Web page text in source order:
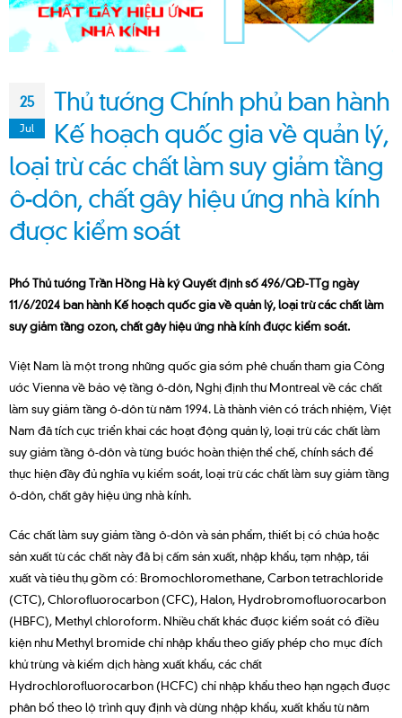
25
Jul
Thủ tướng Chính phủ ban hành
Kế hoạch quốc gia về quản lý,
loại trừ các chất làm suy giảm tầng
ô-dôn, chất gây hiệu ứng nhà kính
được kiểm soát
Phó Thủ tướng Trần Hồng Hà ký Quyết định số 496/QĐ-TTg ngày
11/6/2024 ban hành Kế hoạch quốc gia về quản lý, loại trừ các chất làm
suy giảm tầng ozon, chất gây hiệu ứng nhà kính được kiểm soát.
Việt Nam là một trong những quốc gia sớm phê chuẩn tham gia Công
ước Vienna về bảo vệ tầng ô-dôn, Nghị định thư Montreal về các chất
làm suy giảm tầng ô-dôn từ năm 1994. Là thành viên có trách nhiệm, Việt
Nam đã tích cực triển khai các hoạt động quản lý, loại trừ các chất làm
suy giảm tầng ô-dôn và từng bước hoàn thiện thể chế, chính sách để
thực hiện đầy đủ nghĩa vụ kiểm soát, loại trừ các chất làm suy giảm tầng
ô-dôn, chất gây hiệu ứng nhà kính.
Các chất làm suy giảm tầng ô-dôn và sản phẩm, thiết bị có chứa hoặc
sản xuất từ các chất này đã bị cấm sản xuất, nhập khẩu, tạm nhập, tái
xuất và tiêu thụ gồm có: Bromochloromethane, Carbon tetrachloride
(CTC), Chlorofluorocarbon (CFC), Halon, Hydrobromofluorocarbon
(HBFC), Methyl chloroform. Nhiều chất khác được kiểm soát có điều
kiện như Methyl bromide chỉ nhập khẩu theo giấy phép cho mục đích
khử trùng và kiểm dịch hàng xuất khẩu, các chất
Hydrochlorofluorocarbon (HCFC) chỉ nhập khẩu theo hạn ngạch được
phân bổ theo lộ trình quy định và dừng nhập khẩu, xuất khẩu từ năm